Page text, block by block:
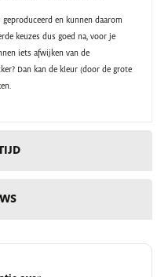
en kunnen daarom
keuzes dus goed na, voor je
iets afwijken van de
Dan kan de kleur (door de grote